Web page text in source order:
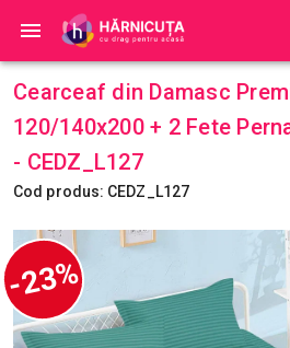
Cearceaf din Damasc
120/140x200 + 2 Fete
- CEDZ_L127
Cod produs: CEDZ_L127
-23%